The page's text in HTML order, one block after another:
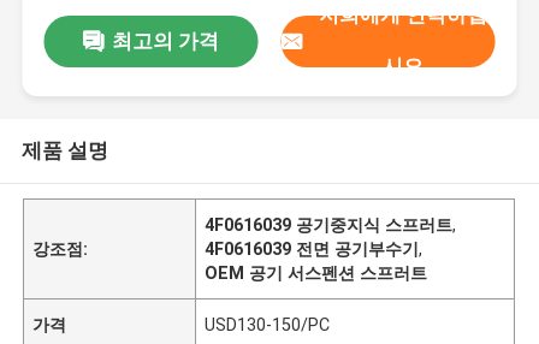
최고의 가격
저희에게 연락하십
시오
제품 설명
강조점:
4F0616039 공기중지식 스프러트,
4F0616039 전면 공기부수기,
OEM 공기 서스펜션 스프러트
가격 USD130-150/PC